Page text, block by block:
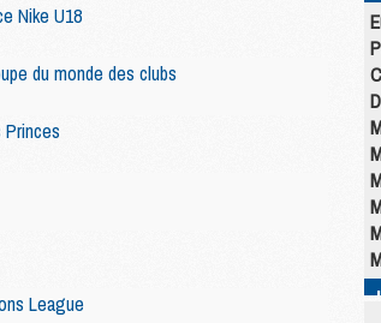
Nike U18
du monde des clubs
League